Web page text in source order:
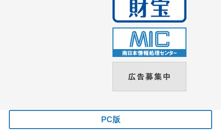
PC版